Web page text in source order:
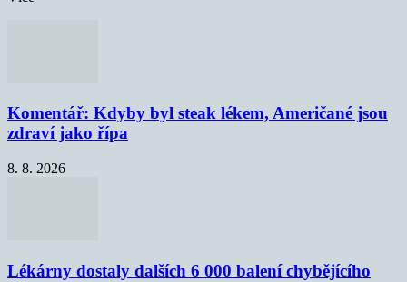
Komentář: Kdyby byl steak lékem, Američané jsou
zdraví jako řípa
8. 8. 2026
Lékárny dostaly dalších 6 000 balení chybějícího